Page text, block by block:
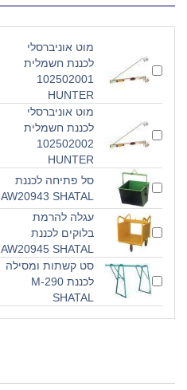
מוט אוניברסלי
לכננת חשמלית
102502001
HUNTER
מוט אוניברסלי
לכננת חשמלית
102502002
HUNTER
סל פתיחה לכננת
AW20943 SHATAL
עגלה להרמת
בלוקים לכננת
AW20945 SHATAL
סט קשתות ומסילה
לכננת M-290
SHATAL